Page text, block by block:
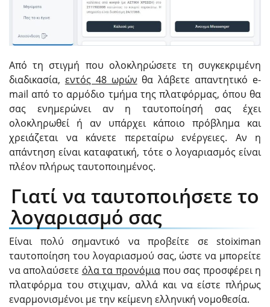
Από τη στιγμή που ολοκληρώσετε τη συγκεκριμένη
διαδικασία, εντός 48 ωρών θα λάβετε απαντητικό e-
mail από το αρμόδιο τμήμα της πλατφόρμας, όπου θα
σας ενημερώνει αν η ταυτοποίησή σας έχει
ολοκληρωθεί ή αν υπάρχει κάποιο πρόβλημα και
χρειάζεται να κάνετε περεταίρω ενέργειες. Αν η
απάντηση είναι καταφατική, τότε ο λογαριασμός είναι
πλέον πλήρως ταυτοποιημένος.
Γιατί να ταυτοποιήσετε το
λογαριασμό σας
Είναι πολύ σημαντικό να προβείτε σε stoiximan
ταυτοποίηση του λογαριασμού σας, ώστε να μπορείτε
να απολαύσετε όλα τα προνόμιαπου σας προσφέρει η
πλατφόρμα του στιχιμαν, αλλά και να είστε πλήρως
εναρμονισμένοι με την κείμενη ελληνική νομοθεσία.